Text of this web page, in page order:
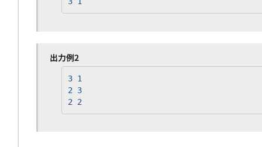
出力例2
3 1
2 3
2 2